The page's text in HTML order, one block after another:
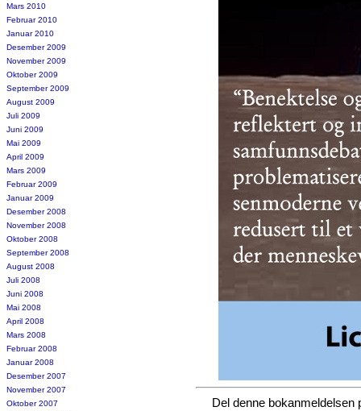
Mars 2010
Februar 2010
Januar 2010
Desember 2009
November 2009
Oktober 2009
September 2009
August 2009
Juli 2009
Juni 2009
Mai 2009
April 2009
Mars 2009
Februar 2009
Januar 2009
Desember 2008
November 2008
Oktober 2008
September 2008
August 2008
Juli 2008
Juni 2008
Mai 2008
April 2008
Mars 2008
Februar 2008
Januar 2008
Desember 2007
November 2007
Oktober 2007
Del denne